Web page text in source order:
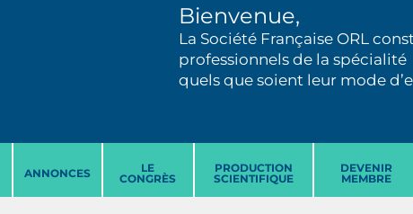
Bienvenue,
La Société Française ORL
professionnels de la spécialité
quels que soient leur mode
ANNONCES
LE
CONGRÈS
PRODUCTION
SCIENTIFIQUE
DEVENIR
MEMBRE